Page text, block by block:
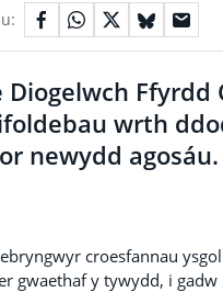
Diogelwch Ffyrdd
wrth
newydd agosáu.
croesfannau
gwaethaf y tywydd, i